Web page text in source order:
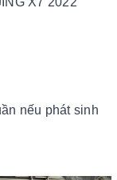
nếu phát sinh